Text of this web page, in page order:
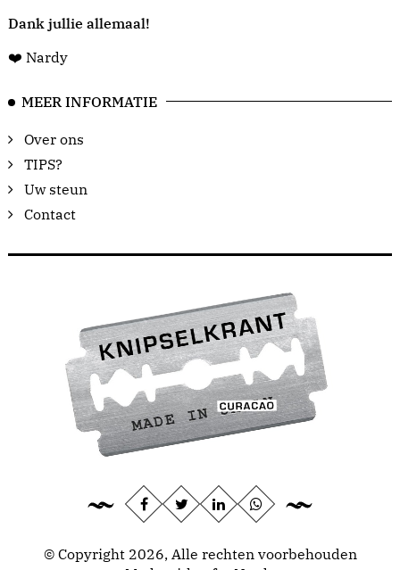
Dank jullie allemaal!
❤️ Nardy
MEER INFORMATIE
Over ons
TIPS?
Uw steun
Contact
© Copyright 2026, Alle rechten voorbehouden